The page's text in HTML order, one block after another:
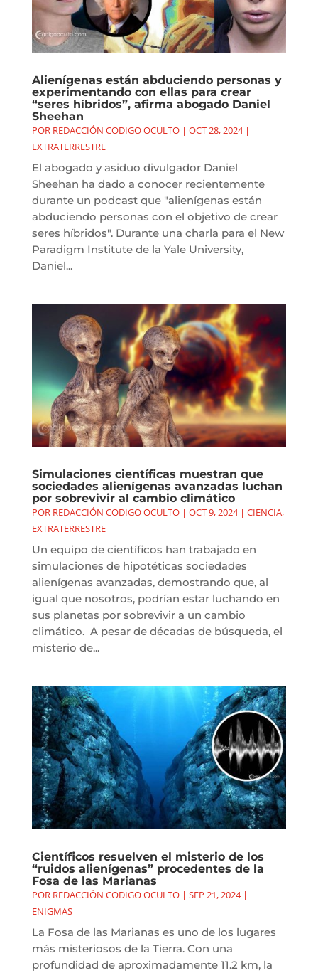
Alienígenas están abduciendo personas y
experimentando con ellas para crear
“seres híbridos”, afirma abogado Daniel
Sheehan
POR REDACCIÓN CODIGO OCULTO| OCT 28, 2024|
EXTRATERRESTRE
El abogado y asiduo divulgador Daniel
Sheehan ha dado a conocer recientemente
durante un podcast que "alienígenas están
abduciendo personas con el objetivo de crear
seres híbridos". Durante una charla para el New
Paradigm Institute de la Yale University,
Daniel...
Simulaciones científicas muestran que
sociedades alienígenas avanzadas luchan
por sobrevivir al cambio climático
POR REDACCIÓN CODIGO OCULTO| OCT 9, 2024| CIENCIA,
EXTRATERRESTRE
Un equipo de científicos han trabajado en
simulaciones de hipotéticas sociedades
alienígenas avanzadas, demostrando que, al
igual que nosotros, podrían estar luchando en
sus planetas por sobrevivir a un cambio
climático. A pesar de décadas de búsqueda, el
misterio de...
Científicos resuelven el misterio de los
“ruidos alienígenas” procedentes de la
Fosa de las Marianas
POR REDACCIÓN CODIGO OCULTO| SEP 21, 2024|
ENIGMAS
La Fosa de las Marianas es uno de los lugares
más misteriosos de la Tierra. Con una
profundidad de aproximadamente 11.2 km, la